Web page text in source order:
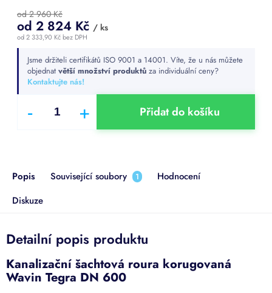
od 2 960 Kč
od 2 824 Kč / ks
od2 333,90 Kčbez DPH
cena:Jsme držiteli certifikátů ISO 9001 a 14001. Víte, že u nás můžete
objednat větší množství produktů za individuální ceny?
Kontaktujte nás!
Přidat do košíku
Popis Související soubory 1
Hodnocení
Diskuze
Detailní popis produktu
Kanalizační šachtová roura korugovaná
Wavin Tegra DN 600